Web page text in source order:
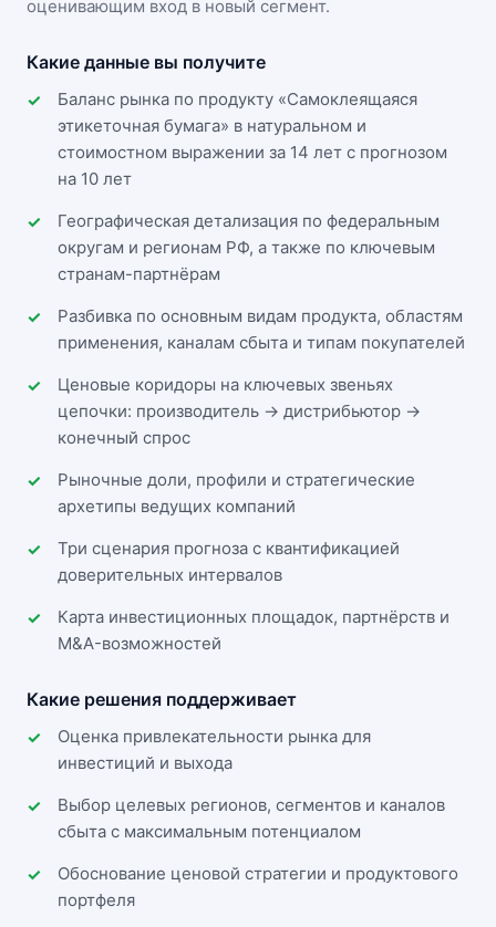
оценивающим вход в новый сегмент.
Какие данные вы получите
Баланс рынка по продукту «Самоклеящаяся
этикеточная бумага» в натуральном и
стоимостном выражении за 14 лет с прогнозом
на 10 лет
Географическая детализация по федеральным
округам и регионам РФ, а также по ключевым
странам-партнёрам
Разбивка по основным видам продукта, областям
применения, каналам сбыта и типам покупателей
Ценовые коридоры на ключевых звеньях
цепочки: производитель → дистрибьютор →
конечный спрос
Рыночные доли, профили и стратегические
архетипы ведущих компаний
Три сценария прогноза с квантификацией
доверительных интервалов
Карта инвестиционных площадок, партнёрств и
M&A-возможностей
Какие решения поддерживает
Оценка привлекательности рынка для
инвестиций и выхода
Выбор целевых регионов, сегментов и каналов
сбыта с максимальным потенциалом
Обоснование ценовой стратегии и продуктового
портфеля